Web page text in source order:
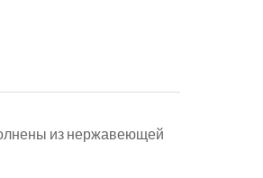
из нержавеющей